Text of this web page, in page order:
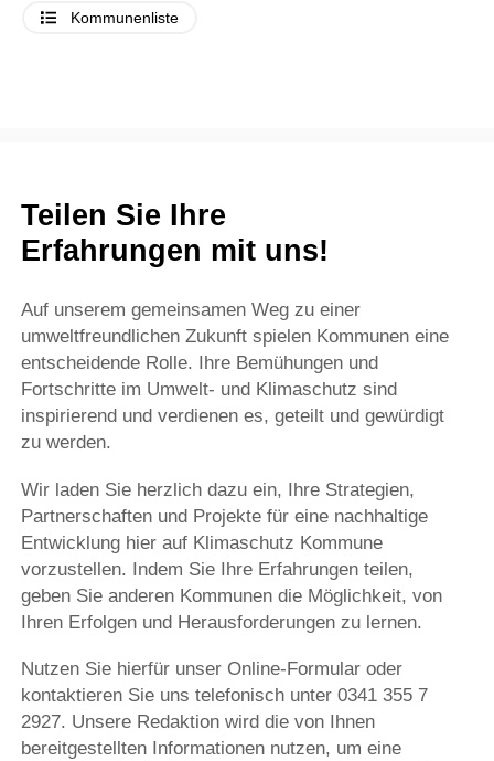
Kommunenliste
Teilen Sie Ihre
Erfahrungen mit uns!
Auf unserem gemeinsamen Weg zu einer
umweltfreundlichen Zukunft spielen Kommunen eine
entscheidende Rolle. Ihre Bemühungen und
Fortschritte im Umwelt- und Klimaschutz sind
inspirierend und verdienen es, geteilt und gewürdigt
zu werden.
Wir laden Sie herzlich dazu ein, Ihre Strategien,
Partnerschaften und Projekte für eine nachhaltige
Entwicklung hier auf Klimaschutz Kommune
vorzustellen. Indem Sie Ihre Erfahrungen teilen,
geben Sie anderen Kommunen die Möglichkeit, von
Ihren Erfolgen und Herausforderungen zu lernen.
Nutzen Sie hierfür unser Online-Formular oder
kontaktieren Sie uns telefonisch unter 0341 355 7
2927. Unsere Redaktion wird die von Ihnen
bereitgestellten Informationen nutzen, um eine